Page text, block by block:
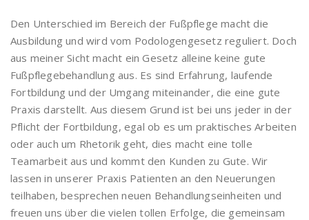
Den Unterschied im Bereich der Fußpflege macht die
Ausbildung und wird vom Podologengesetz reguliert. Doch
aus meiner Sicht macht ein Gesetz alleine keine gute
Fußpflegebehandlung aus. Es sind Erfahrung, laufende
Fortbildung und der Umgang miteinander, die eine gute
Praxis darstellt. Aus diesem Grund ist bei uns jeder in der
Pflicht der Fortbildung, egal ob es um praktisches Arbeiten
oder auch um Rhetorik geht, dies macht eine tolle
Teamarbeit aus und kommt den Kunden zu Gute. Wir
lassen in unserer Praxis Patienten an den Neuerungen
teilhaben, besprechen neuen Behandlungseinheiten und
freuen uns über die vielen tollen Erfolge, die gemeinsam